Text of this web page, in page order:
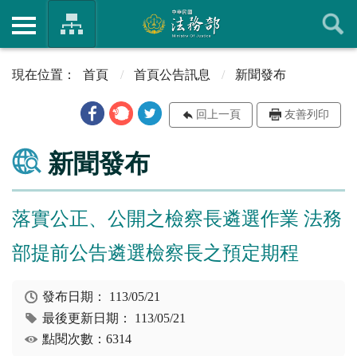
首頁 首頁公告訊息 新聞發布
回上一頁 友善列印
新聞發布
落實公正、公開之檢察長遴選作業 法務
部提前公告遴選檢察長之預定期程
發布日期： 113/05/21
最後更新日期： 113/05/21
點閱次數：6314